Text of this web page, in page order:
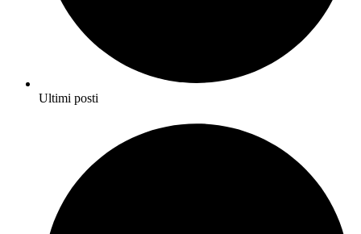
Ultimi posti